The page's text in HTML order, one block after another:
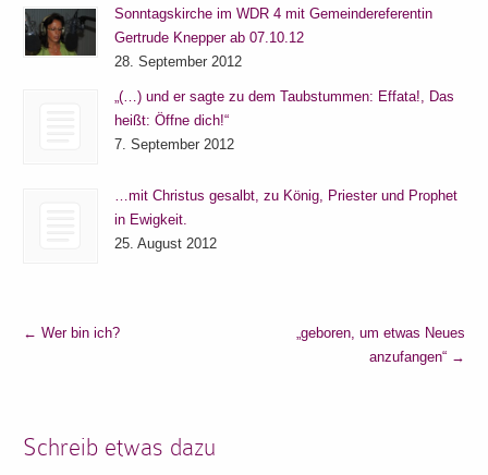
Sonntagskirche im WDR 4 mit Gemeindereferentin
Gertrude Knepper ab 07.10.12
28. September 2012
„(…) und er sagte zu dem Taubstummen: Effata!, Das
heißt: Öffne dich!“
7. September 2012
…mit Christus gesalbt, zu König, Priester und Prophet
in Ewigkeit.
25. August 2012
← Wer bin ich?
„geboren, um etwas Neues
anzufangen“ →
Schreib etwas dazu